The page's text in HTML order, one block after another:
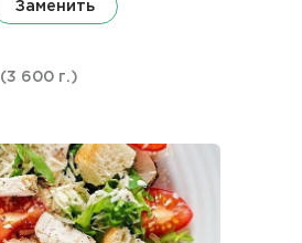
Заменить
(3 600 г.)